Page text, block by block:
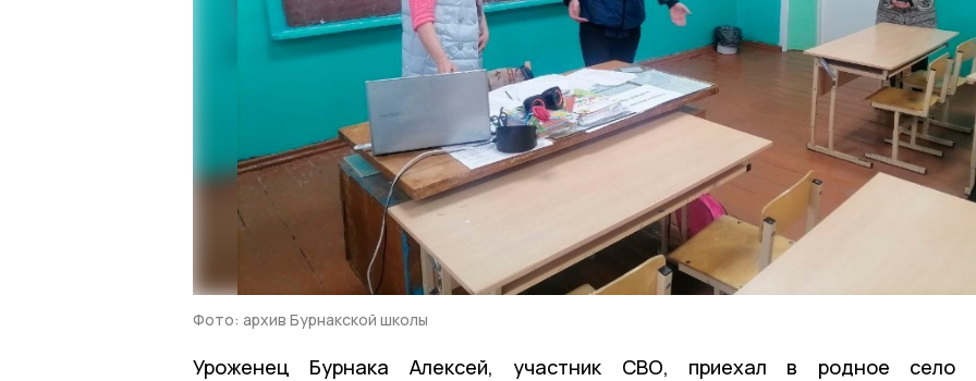
Фото: архив Бурнакской школы
Уроженец Бурнака Алексей, участник СВО, приехал в родное село